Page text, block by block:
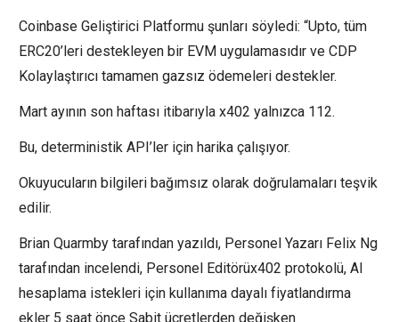
Coinbase Geliştirici Platformu şunları söyledi: “Upto, tüm
ERC20’leri destekleyen bir EVM uygulamasıdır ve CDP
Kolaylaştırıcı tamamen gazsız ödemeleri destekler.
Mart ayının son haftası itibarıyla x402 yalnızca 112.
Bu, deterministik API’ler için harika çalışıyor.
Okuyucuların bilgileri bağımsız olarak doğrulamaları teşvik
edilir.
Brian Quarmby tarafından yazıldı, Personel Yazarı Felix Ng
tarafından incelendi, Personel Editörüx402 protokolü, AI
hesaplama istekleri için kullanıma dayalı fiyatlandırma
ekler 5 saat önce Sabit ücretlerden değişken